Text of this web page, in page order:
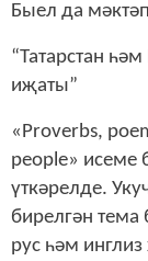
Быел да
“Татарстан
иҗаты”
«Proverbs,
people» исеме
үткәрелде.
бирелгән тема
рус һәм инглиз